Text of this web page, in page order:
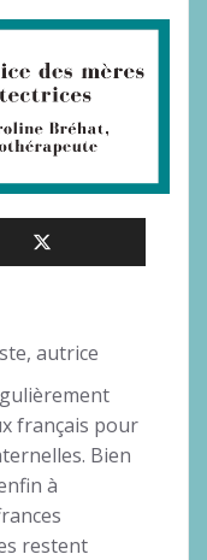
autrice
français pour
Bien
à
restent